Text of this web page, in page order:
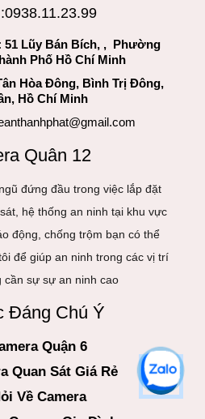
51 Lũy Bán Bích, , Phường
Phố Hồ Chí Minh
Hòa Đông, Bình Trị Đông,
Hồ Chí Minh
Quân 12
đứng đầu trong việc lắp đặt
hệ thống an ninh tại khu vực
động, chống trộm bạn có thể
để giúp an ninh trong các vị trí
cần sự sự an ninh cao
Đáng Chú Ý
Quận 6
Quan Sát Giá Rẻ
Về Camera